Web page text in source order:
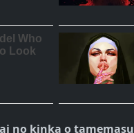
no kinka o tamemasu